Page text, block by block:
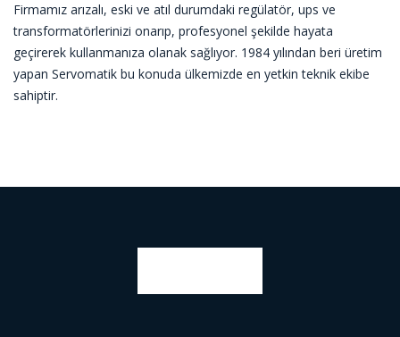
Firmamız arızalı, eski ve atıl durumdaki regülatör, ups ve
transformatörlerinizi onarıp, profesyonel şekilde hayata
geçirerek kullanmanıza olanak sağlıyor. 1984 yılından beri üretim
yapan Servomatik bu konuda ülkemizde en yetkin teknik ekibe
sahiptir.